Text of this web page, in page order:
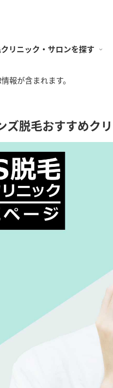
リニック・サロンを探す
報が含まれます。
ズ脱毛おすすめク